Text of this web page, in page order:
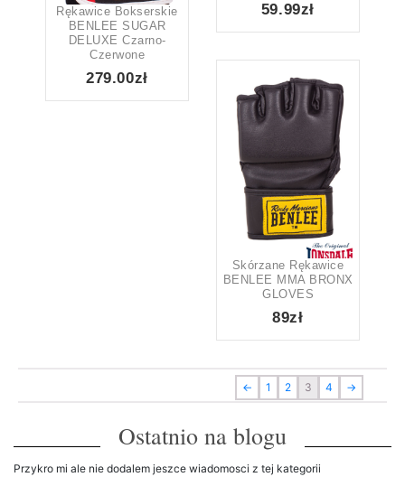
Rękawice Bokserskie
BENLEE SUGAR
DELUXE Czarno-
Czerwone
279.00zł
59.99zł
Skórzane Rękawice
BENLEE MMA BRONX
GLOVES
89zł
← 1 2 3 4 →
Ostatnio na blogu
Przykro mi ale nie dodalem jeszce wiadomosci z tej kategorii